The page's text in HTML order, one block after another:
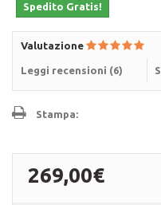
Spedito Gratis!
Valutazione
Leggi recensioni (6)
Stampa:
269,00€